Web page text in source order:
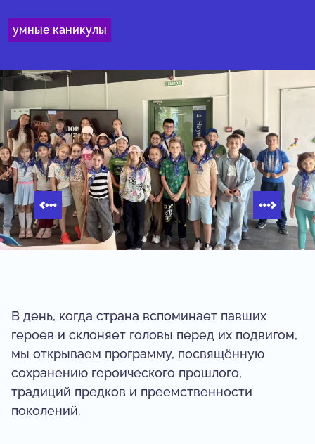
умные каникулы
В день, когда страна вспоминает павших
героев и склоняет головы перед их подвигом,
мы открываем программу, посвящённую
сохранению героического прошлого,
традиций предков и преемственности
поколений.